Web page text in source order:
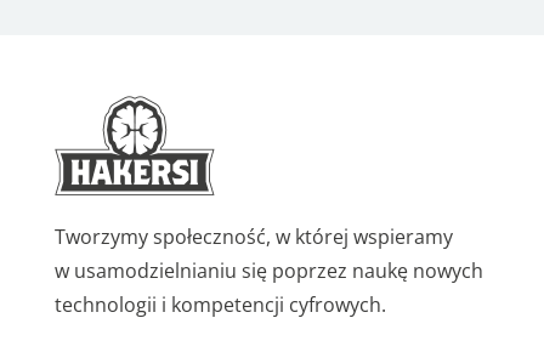
Tworzymy społeczność, w której wspieramy
w usamodzielnianiu się poprzez naukę nowych
technologii i kompetencji cyfrowych.